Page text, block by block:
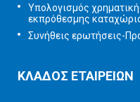
Υπολογισμός
εκπρόθεσμης
Συνήθεις ερωτήσεις-
ΚΛΑΔΟΣ ΕΤΑΙΡΕΙΩΝ